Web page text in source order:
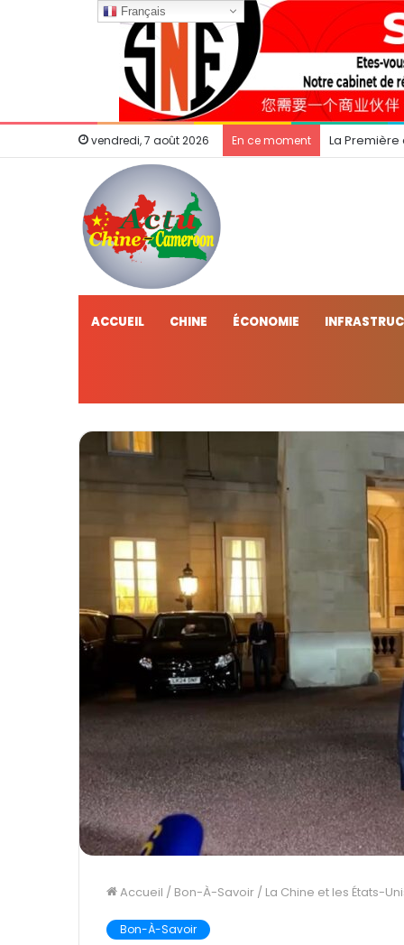
vendredi, 7 août 2026 En ce moment La
ACCUEIL CHINE ÉCONOMIE
Accueil / Bon-À-Savoir / La Chine et les États-
Bon-À-Savoir
Français